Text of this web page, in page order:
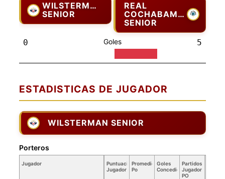
WILSTERMAN
SENIOR
REAL
COCHABAMBA
SENIOR
0 Goles 5
ESTADISTICAS DE JUGADOR
WILSTERMAN SENIOR
Jugador
Puntuación
Jugador
Promedio
Po
Goles
Concedidos
Partidos
Jugador
PO
Porteros